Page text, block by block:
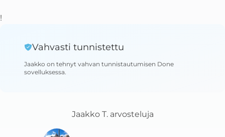
!
Vahvasti tunnistettu
Jaakko on tehnyt vahvan tunnistautumisen Done
sovelluksessa.
Jaakko T. arvosteluja